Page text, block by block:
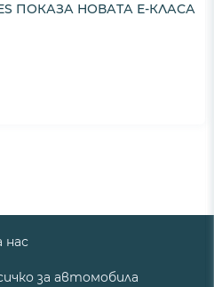
ПОКАЗА НОВАТА Е-КЛАСА
нас
за автомобила